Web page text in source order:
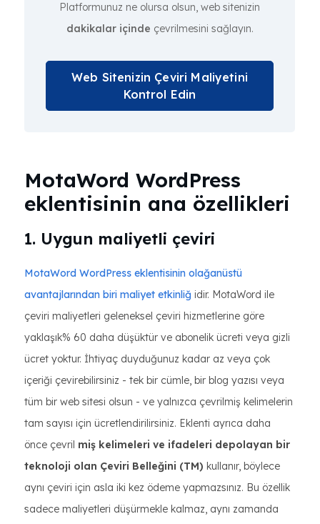
Platformunuz ne olursa olsun, web sitenizin
dakikalar içinde çevrilmesini sağlayın.
Web Sitenizin Çeviri Maliyetini
Kontrol Edin
MotaWord WordPress
eklentisinin ana özellikleri
1. Uygun maliyetli çeviri
MotaWord WordPress eklentisinin olağanüstü
avantajlarından biri maliyet etkinliğ idir. MotaWord ile
çeviri maliyetleri geleneksel çeviri hizmetlerine göre
yaklaşık% 60 daha düşüktür ve abonelik ücreti veya gizli
ücret yoktur. İhtiyaç duyduğunuz kadar az veya çok
içeriği çevirebilirsiniz - tek bir cümle, bir blog yazısı veya
tüm bir web sitesi olsun - ve yalnızca çevrilmiş kelimelerin
tam sayısı için ücretlendirilirsiniz. Eklenti ayrıca daha
önce çevril miş kelimeleri ve ifadeleri depolayan bir
teknoloji olan Çeviri Belleğini (TM) kullanır, böylece
aynı çeviri için asla iki kez ödeme yapmazsınız. Bu özellik
sadece maliyetleri düşürmekle kalmaz, aynı zamanda